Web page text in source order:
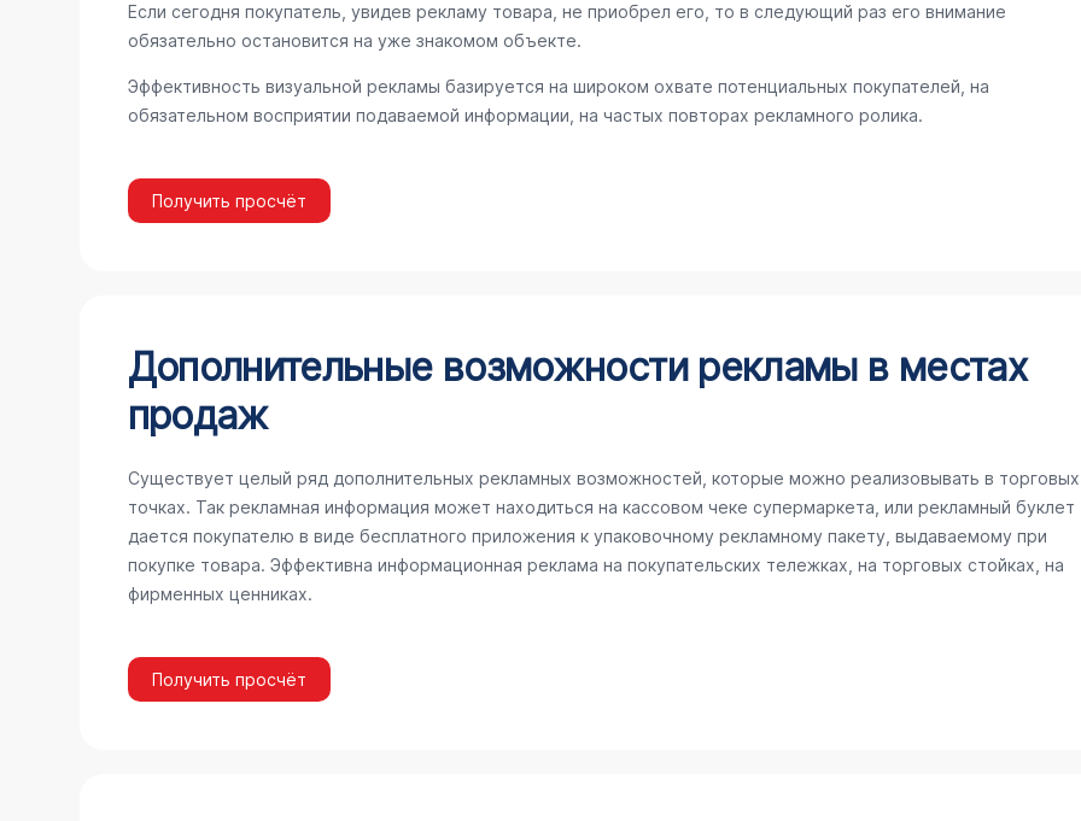
Если сегодня покупатель, увидев рекламу товара, не приобрел его, то в следующий раз его внимание
обязательно остановится на уже знакомом объекте.
Эффективность визуальной рекламы базируется на широком охвате потенциальных покупателей, на
обязательном восприятии подаваемой информации, на частых повторах рекламного ролика.
Получить просчёт
Дополнительные возможности рекламы в местах
продаж
Существует целый ряд дополнительных рекламных возможностей, которые можно реализовывать в торговых
точках. Так рекламная информация может находиться на кассовом чеке супермаркета, или рекламный буклет
дается покупателю в виде бесплатного приложения к упаковочному рекламному пакету, выдаваемому при
покупке товара. Эффективна информационная реклама на покупательских тележках, на торговых стойках, на
фирменных ценниках.
Получить просчёт